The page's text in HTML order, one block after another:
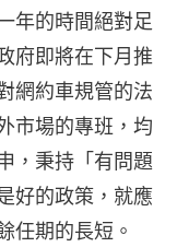
年的時間絕對足
府即將在下月推
網約車規管的法
市場的專班，均
，秉持「有問題
好的政策，就應
任期的長短。